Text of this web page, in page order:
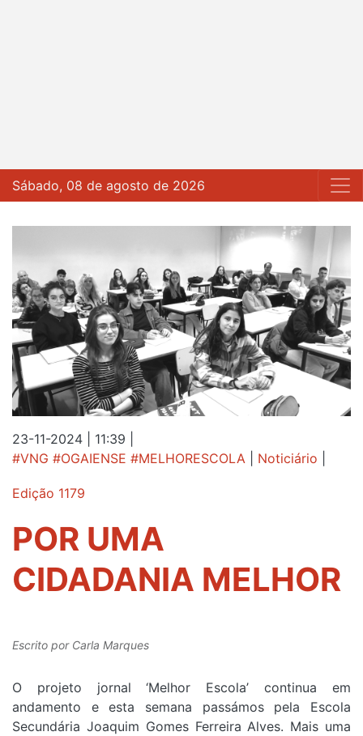
Sábado, 08 de agosto de 2026
23-11-2024 | 11:39
#VNG #OGAIENSE #MELHORESCOLA
Noticiário
Edição 1179
POR UMA
CIDADANIA MELHOR
Escrito por Carla Marques
O projeto jornal ‘Melhor Escola’ continua em
andamento e esta semana passámos pela Escola
Secundária Joaquim Gomes Ferreira Alves. Mais uma